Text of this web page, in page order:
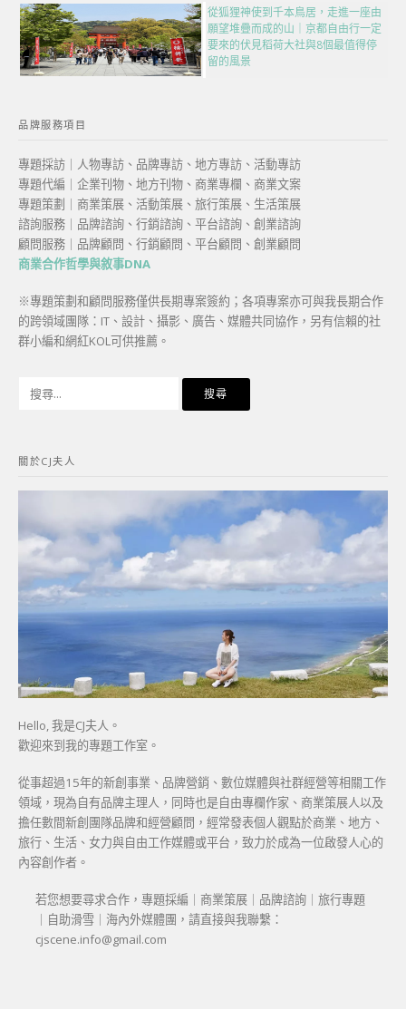
從狐狸神使到千本鳥居，走進一座由
願望堆疊而成的山｜京都自由行一定
要來的伏見稻荷大社與8個最值得停
留的風景
品牌服務項目
專題採訪｜人物專訪、品牌專訪、地方專訪、活動專訪
專題代編｜企業刊物、地方刊物、商業專欄、商業文案
專題策劃｜商業策展、活動策展、旅行策展、生活策展
諮詢服務｜品牌諮詢、行銷諮詢、平台諮詢、創業諮詢
顧問服務｜品牌顧問、行銷顧問、平台顧問、創業顧問
商業合作哲學與敘事DNA
※專題策劃和顧問服務僅供長期專案簽約；各項專案亦可與我長期合作
的跨領域團隊：IT、設計、攝影、廣告、媒體共同協作，另有信賴的社
群小編和網紅KOL可供推薦。
字:
關於CJ夫人
Hello, 我是CJ夫人。
歡迎來到我的專題工作室。
從事超過15年的新創事業、品牌營銷、數位媒體與社群經營等相關工作
領域，現為自有品牌主理人，同時也是自由專欄作家、商業策展人以及
擔任數間新創團隊品牌和經營顧問，經常發表個人觀點於商業、地方、
旅行、生活、女力與自由工作媒體或平台，致力於成為一位啟發人心的
內容創作者。
若您想要尋求合作，專題採編｜商業策展｜品牌諮詢｜旅行專題
｜自助滑雪｜海內外媒體團，請直接與我聯繫：
cjscene.info@gmail.com